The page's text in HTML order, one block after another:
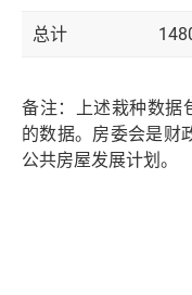
总计
备注：上述栽种数据
的数据。房委会是财
公共房屋发展计划。